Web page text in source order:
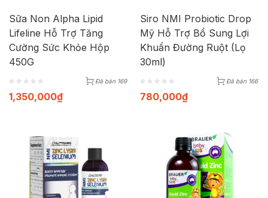
Sữa Non Alpha Lipid
Lifeline Hỗ Trợ Tăng
Cường Sức Khỏe Hộp
450G
Đã bán 169
1,350,000₫
Siro NMI Probiotic Drop
Mỹ Hỗ Trợ Bổ Sung Lợi
Khuẩn Đường Ruột (Lọ
30ml)
Đã bán 166
780,000₫